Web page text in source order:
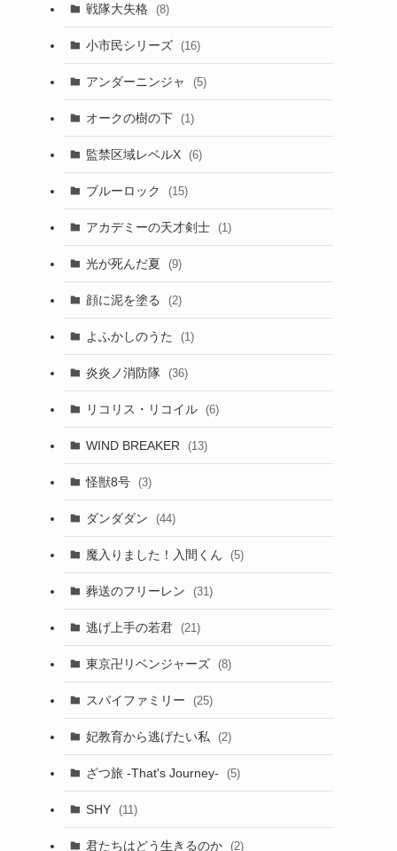
戦隊大失格 (8)
小市民シリーズ (16)
アンダーニンジャ (5)
オークの樹の下 (1)
監禁区域レベルX (6)
ブルーロック (15)
アカデミーの天才剣士 (1)
光が死んだ夏 (9)
顔に泥を塗る (2)
よふかしのうた (1)
炎炎ノ消防隊 (36)
リコリス・リコイル (6)
WIND BREAKER (13)
怪獣8号 (3)
ダンダダン (44)
魔入りました！入間くん (5)
葬送のフリーレン (31)
逃げ上手の若君 (21)
東京卍リベンジャーズ (8)
スパイファミリー (25)
妃教育から逃げたい私 (2)
ざつ旅 -That's Journey- (5)
SHY (11)
君たちはどう生きるのか (2)